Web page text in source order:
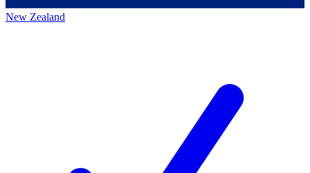
New Zealand